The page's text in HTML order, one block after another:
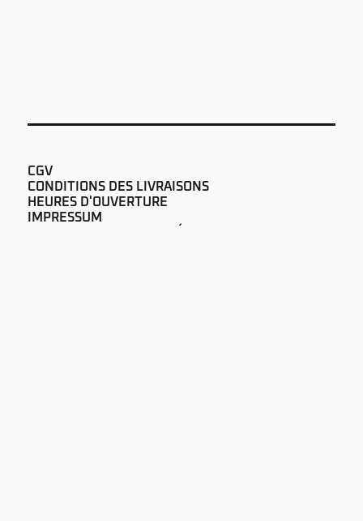
CGV
CONDITIONS DES LIVRAISONS
HEURES D'OUVERTURE
IMPRESSUM